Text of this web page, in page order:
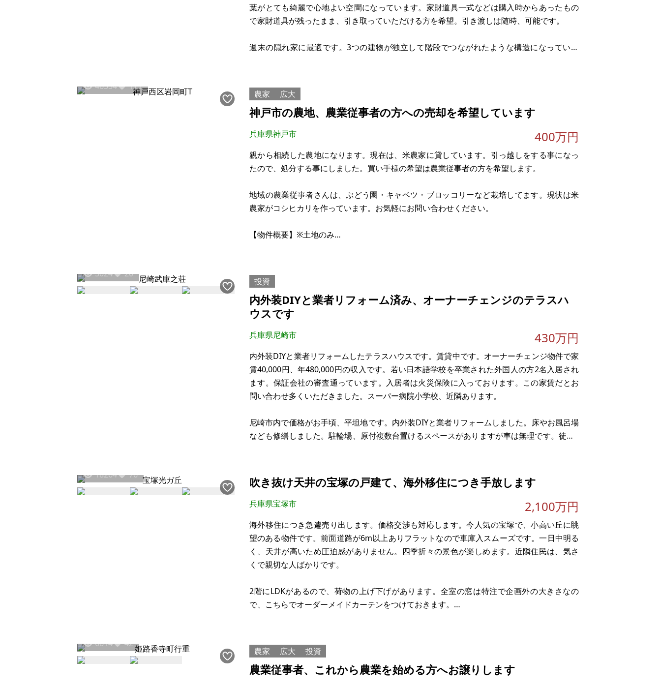
葉がとても綺麗で心地よい空間になっています。家財道具一式などは購入時からあったもの
で家財道具が残ったまま、引き取っていただける方を希望。引き渡しは随時、可能です。
週末の隠れ家に最適です。3つの建物が独立して階段でつながれたような構造になっていま
46554
171
農家 広大
神戸市の農地、農業従事者の方への売却を希望しています
兵庫県神戸市 400万円
親から相続した農地になります。現在は、米農家に貸しています。引っ越しをする事になっ
たので、処分する事にしました。買い手様の希望は農業従事者の方を希望します。
地域の農業従事者さんは、ぶどう園・キャベツ・ブロッコリーなど栽培してます。現状は米
農家がコシヒカリを作っています。お気軽にお問い合わせください。
【物件概要】※土地のみ
建物：なし
構造：
現況：
希望価格：400万円
農地の固定資産税12,856円 東播用水は年間1,6241円
7号池 年間3,620円
8号池 年間15,612円
※田畑
5024 20
投資
内外装DIYと業者リフォーム済み、オーナーチェンジのテラスハ
ウスです
兵庫県尼崎市 430万円
内外装DIYと業者リフォームしたテラスハウスです。賃貸中です。オーナーチェンジ物件で家
賃40,000円、年480,000円の収入です。若い日本語学校を卒業された外国人の方2名入居され
ます。保証会社の審査通っています。入居者は火災保険に入っております。この家賃だとお
問い合わせ多くいただきました。スーパー病院小学校、近隣あります。
尼崎市内で価格がお手頃、平坦地です。内外装DIYと業者リフォームしました。床やお風呂場
なども修繕しました。駐輪場、原付複数台置けるスペースがありますが車は無理です。徒歩4
18264
76 吹き抜け天井の宝塚の戸建て、海外移住につき手放します
兵庫県宝塚市 2,100万円
海外移住につき急遽売り出します。価格交渉も対応します。今人気の宝塚で、小高い丘に眺
望のある物件です。前面道路が6m以上ありフラットなので車庫入スムーズです。一日中明る
く、天井が高いため圧迫感がありません。四季折々の景色が楽しめます。近隣住民は、気さ
くで親切な人ばかりです。
2階にLDKがあるので、荷物の上げ下げがあります。全室の窓は特注で企画外の大きさなの
で、こちらでオーダーメイドカーテンをつけておきます。
る便利さです。多数お問い合わせ頂き誠に有難うございます。当方の移住期日が迫ってまい
りましたのでご質問
6614 42
農家 広大 投資
農業従事者、これから農業を始める方へお譲りします